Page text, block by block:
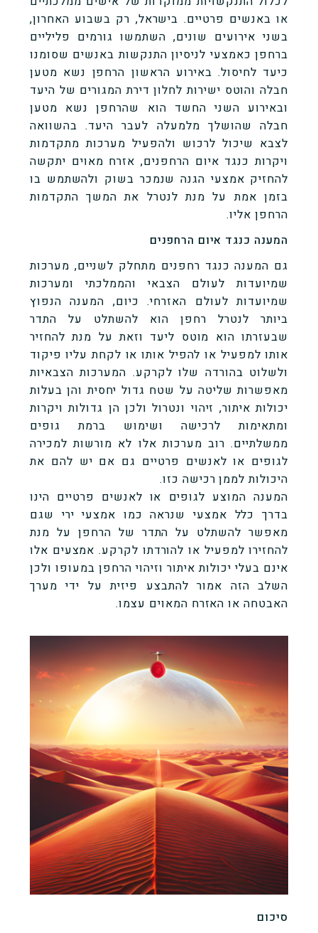
או באנשים פרטיים. בישראל, רק בשבוע האחרון,
בשני אירועים שונים, השתמשו גורמים פליליים
ברחפן כאמצעי לניסיון התנקשות באנשים שסומנו
כיעד לחיסול. באירוע הראשון הרחפן נשא מטען
חבלה והוטס ישירות לחלון דירת המגורים של היעד
ובאירוע השני החשד הוא שהרחפן נשא מטען
חבלה שהושלך מלמעלה לעבר היעד. בהשוואה
לצבא שיכול לרכוש ולהפעיל מערכות מתקדמות
ויקרות כנגד איום הרחפנים, אזרח מאוים יתקשה
להחזיק אמצעי הגנה שנמכר בשוק ולהשתמש בו
בזמן אמת על מנת לנטרל את המשך התקדמות
הרחפן אליו.
המענה כנגד איום הרחפנים
גם המענה כנגד רחפנים מתחלק לשניים, מערכות
שמיועדות לעולם הצבאי והממלכתי ומערכות
שמיועדות לעולם האזרחי. כיום, המענה הנפוץ
ביותר לנטרל רחפן הוא להשתלט על התדר
שבעזרתו הוא מוטס ליעד וזאת על מנת להחזיר
אותו למפעיל או להפיל אותו או לקחת עליו פיקוד
ולשלוט בהורדה שלו לקרקע. המערכות הצבאיות
מאפשרות שליטה על שטח גדול יחסית והן בעלות
יכולות איתור, זיהוי ונטרול ולכן הן גדולות ויקרות
ומתאימות לרכישה ושימוש ברמת גופים
ממשלתיים. רוב מערכות אלו לא מורשות למכירה
לגופים או לאנשים פרטיים גם אם יש להם את
היכולות לממן רכישה כזו.
המענה המוצע לגופים או לאנשים פרטיים הינו
בדרך כלל אמצעי שנראה כמו אמצעי ירי שגם
מאפשר להשתלט על התדר של הרחפן על מנת
להחזירו למפעיל או להורדתו לקרקע. אמצעים אלו
אינם בעלי יכולות איתור וזיהוי הרחפן במעופו ולכן
השלב הזה אמור להתבצע פיזית על ידי מערך
האבטחה או האזרח המאוים עצמו.
סיכום